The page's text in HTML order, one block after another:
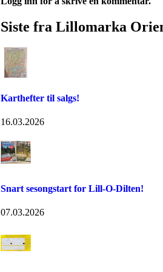
Siste fra Lillomarka
Karthefter til salgs!
16.03.2026
Snart sesongstart for Lill-O-Dilten!
07.03.2026